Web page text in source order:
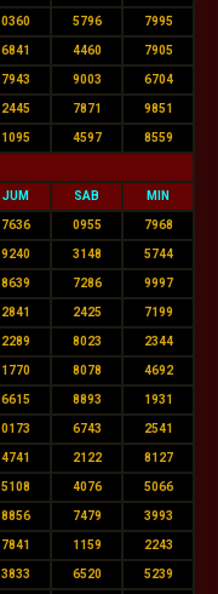
0360 5796 7995
6841 4460 7905
7943 9003 6704
2445 7871 9851
1095 4597 8559
JUM SAB MIN
7636 0955 7968
9240 3148 5744
8639 7286 9997
2841 2425 7199
2289 8023 2344
1770 8078 4692
6615 8893 1931
0173 6743 2541
4741 2122 8127
5108 4076 5066
8856 7479 3993
7841 1159 2243
3833 6520 5239